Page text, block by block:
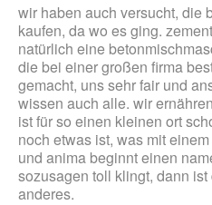
wir haben auch versucht, die
kaufen, da wo es ging.
natürlich eine
die bei einer großen firma
gemacht, uns sehr fair und
wissen auch alle. wir
ist für so einen kleinen ort
noch etwas ist, was mit
und anima beginnt einen
sozusagen toll klingt, dann
anderes.